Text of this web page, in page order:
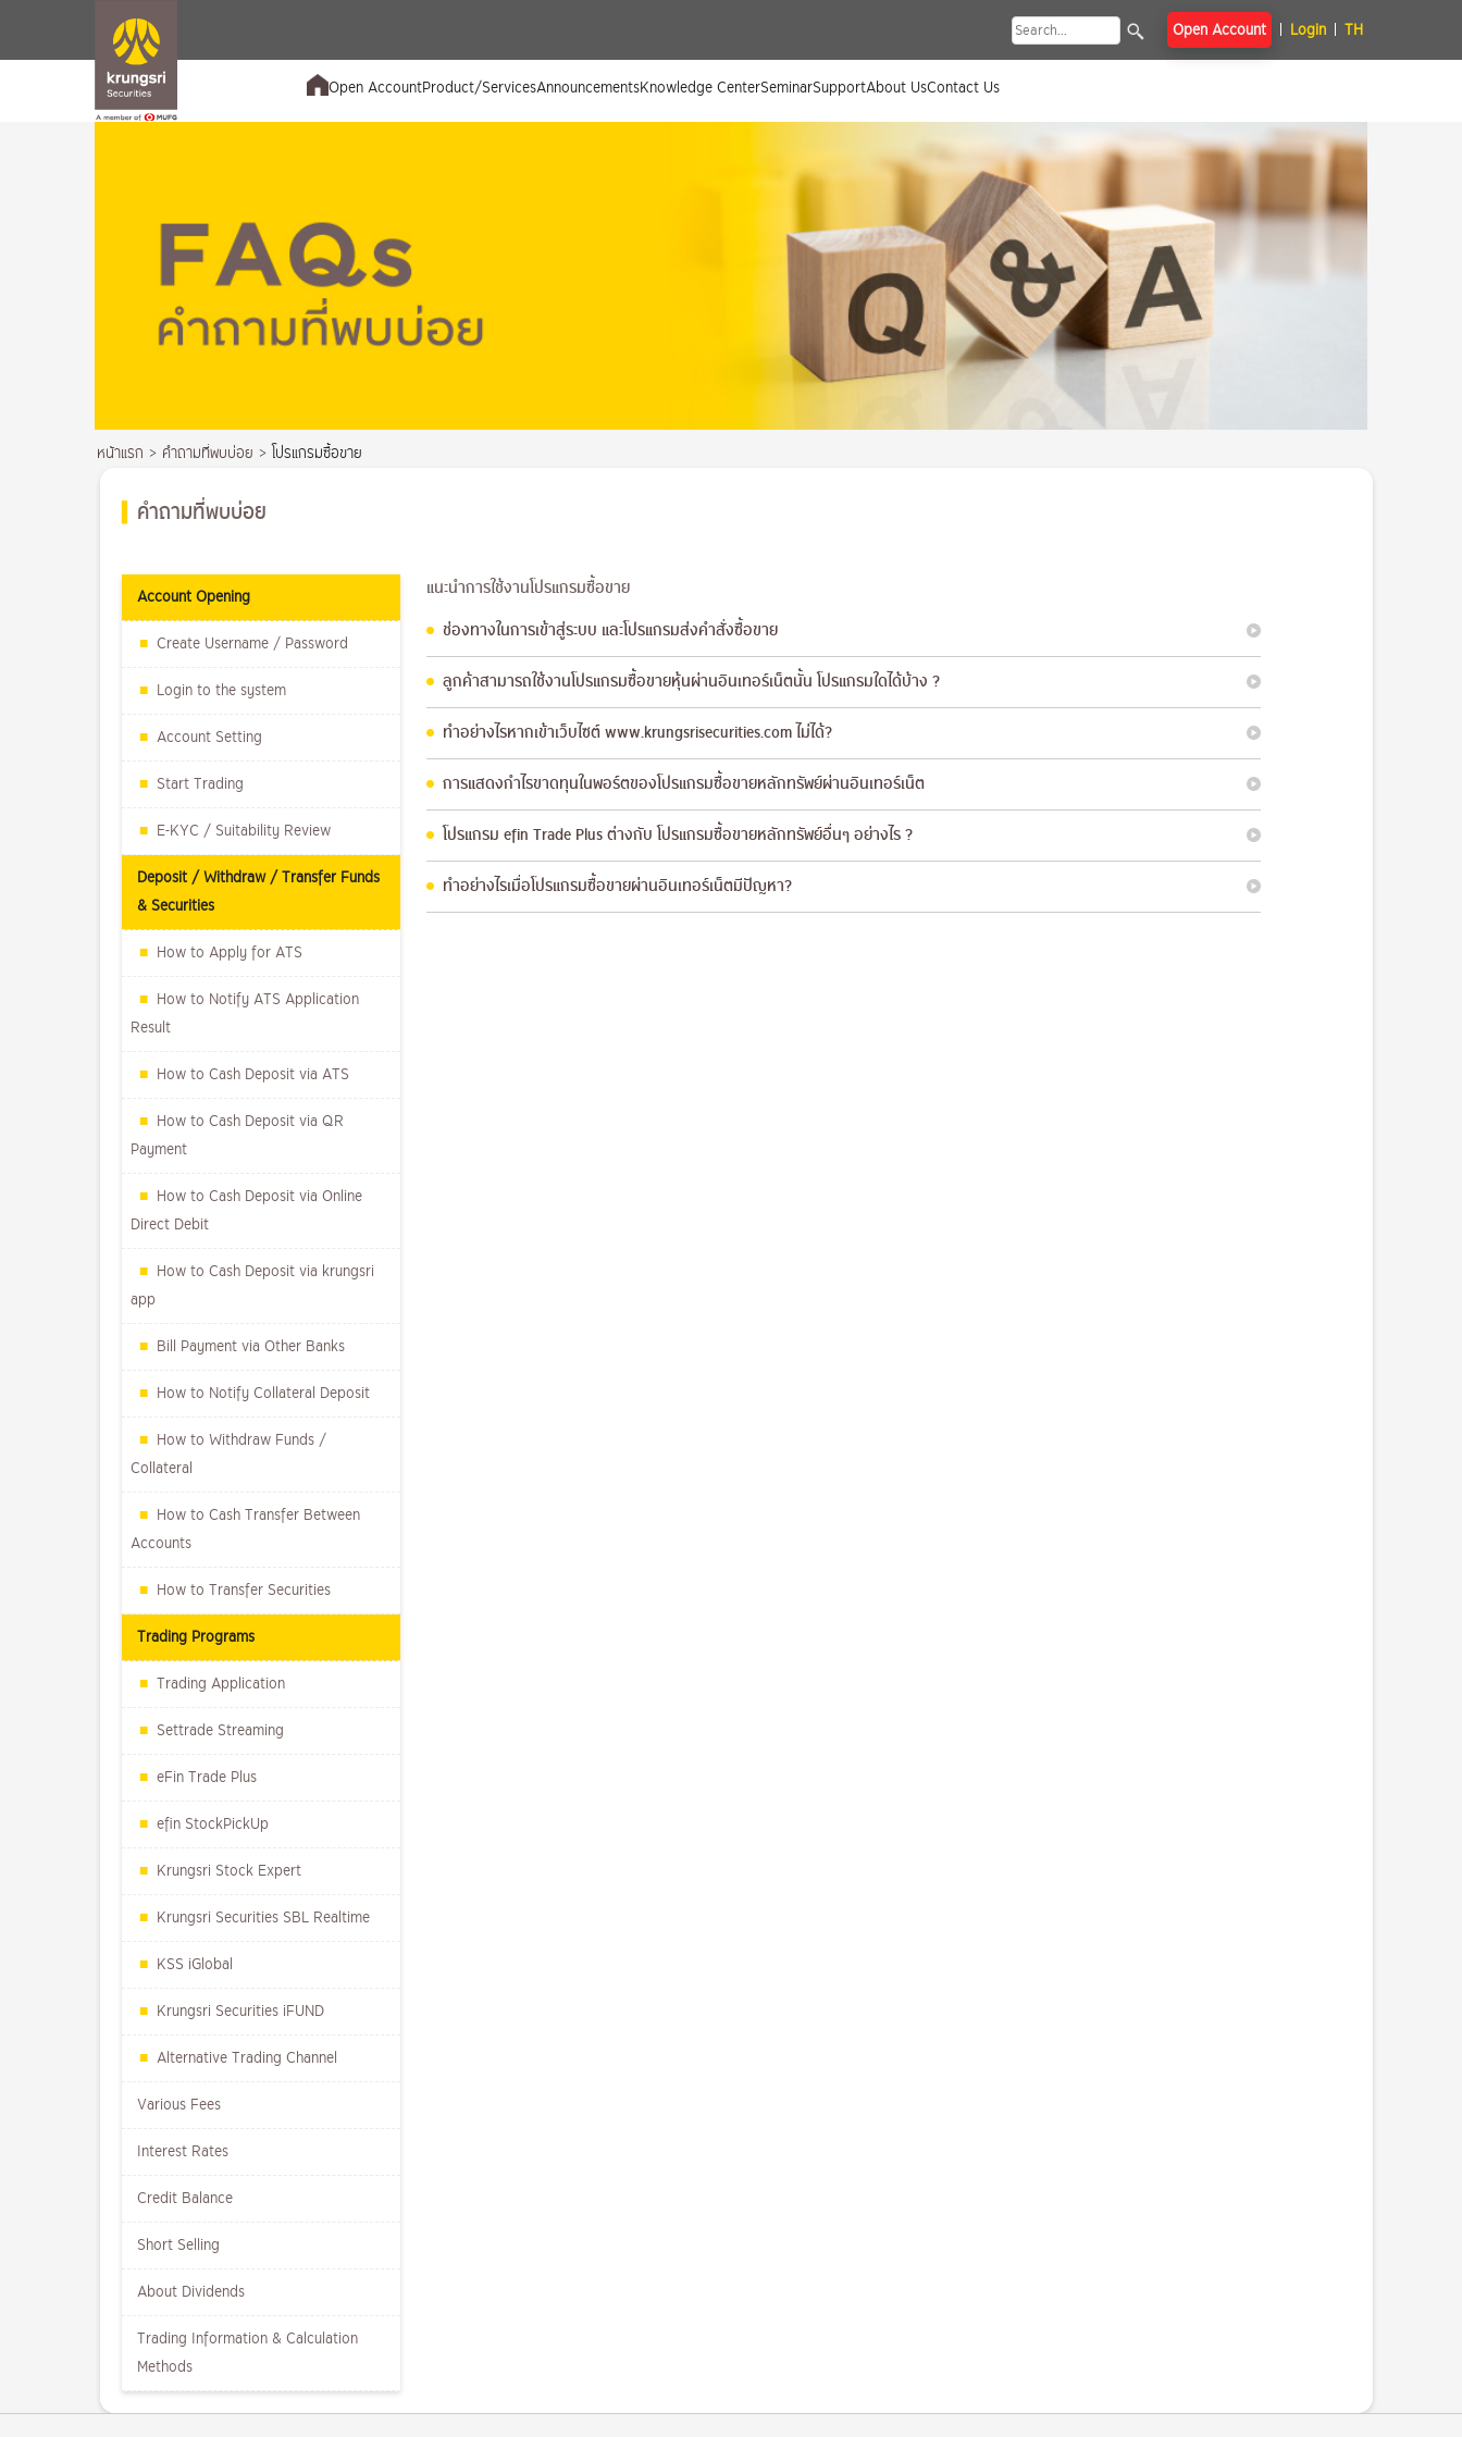
Open Account Login TH
Open AccountProduct/ServicesAnnouncementsKnowledge CenterSeminarSupportAbout UsContact Us
หน้าแรก > คำถามที่พบบ่อย > โปรแกรมซื้อขาย
คำถามที่พบบ่อย
Account Opening
Create Username / Password
Login to the system
Account Setting
Start Trading
E-KYC / Suitability Review
Deposit / Withdraw / Transfer Funds
& Securities
How to Apply for ATS
How to Notify ATS Application
Result
How to Cash Deposit via ATS
How to Cash Deposit via QR
Payment
How to Cash Deposit via Online
Direct Debit
How to Cash Deposit via krungsri
app
Bill Payment via Other Banks
How to Notify Collateral Deposit
How to Withdraw Funds /
Collateral
How to Cash Transfer Between
Accounts
How to Transfer Securities
Trading Programs
Trading Application
Settrade Streaming
eFin Trade Plus
efin StockPickUp
Krungsri Stock Expert
Krungsri Securities SBL Realtime
KSS iGlobal
Krungsri Securities iFUND
Alternative Trading Channel
Various Fees
Interest Rates
Credit Balance
Short Selling
About Dividends
Trading Information & Calculation
Methods
แนะนำการใช้งานโปรแกรมซื้อขาย
ช่องทางในการเข้าสู่ระบบ และโปรแกรมส่งคำสั่งซื้อขาย
ลูกค้าสามารถใช้งานโปรแกรมซื้อขายหุ้นผ่านอินเทอร์เน็ตนั้น โปรแกรมใดได้บ้าง ?
ทำอย่างไรหากเข้าเว็บไซต์ www.krungsrisecurities.com ไม่ได้?
การแสดงกำไรขาดทุนในพอร์ตของโปรแกรมซื้อขายหลักทรัพย์ผ่านอินเทอร์เน็ต
โปรแกรม efin Trade Plus ต่างกับ โปรแกรมซื้อขายหลักทรัพย์อื่นๆ อย่างไร ?
ทำอย่างไรเมื่อโปรแกรมซื้อขายผ่านอินเทอร์เน็ตมีปัญหา?